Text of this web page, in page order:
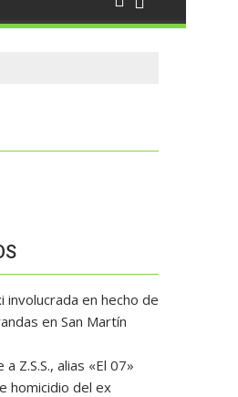
en hecho de
en San Martín
Z.S.S., alias «El 07»
homicidio del ex